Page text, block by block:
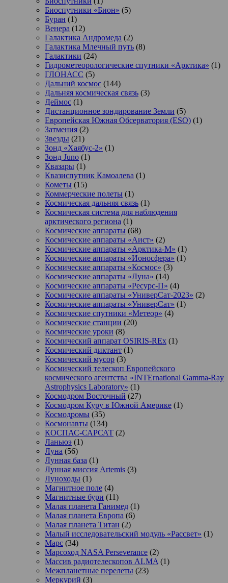
Биоспутники «Бион» (5)
Буран (1)
Венера (12)
Галактика Андромеда (2)
Галактика Млечный путь (8)
Галактики (24)
Гидрометеорологические спутники «Арктика» (1)
ГЛОНАСС (5)
Дальний космос (144)
Дальняя космическая связь (3)
Деймос (1)
Дистанционное зондирование Земли (5)
Европейская Южная Обсерватория (ESO) (1)
Затмения (2)
Звезды (21)
Зонд «Хаябус-2» (1)
Зонд Juno (1)
Квазары (1)
Квазиспутник Камоалева (1)
Кометы (15)
Коммерческие полеты (1)
Космическая дальняя связь (1)
Космическая система для наблюдения
арктического региона (1)
Космические аппараты (68)
Космические аппараты «Аист» (2)
Космические аппараты «Арктика-М» (1)
Космические аппараты «Ионосфера» (1)
Космические аппараты «Космос» (3)
Космические аппараты «Луна» (14)
Космические аппараты «Ресурс-П» (4)
Космические аппараты «УниверСат-2023» (2)
Космические аппараты «УниверСат» (1)
Космические спутники «Метеор» (4)
Космические станции (20)
Космические уроки (8)
Космический аппарат OSIRIS-REx (1)
Космический диктант (1)
Космический мусор (3)
Космический телескоп Европейского
космического агентства «INTErnational Gamma-Ray
Astrophysics Laboratory» (1)
Космодром Восточный (27)
Космодром Куру в Южной Америке (1)
Космодромы (35)
Космонавты (134)
КОСПАС-САРСАТ (2)
Ланьюэ (1)
Луна (56)
Лунная база (1)
Лунная миссия Artemis (3)
Луноходы (1)
Магнитное поле (4)
Магнитные бури (11)
Малая планета Ганимед (1)
Малая планета Европа (6)
Малая планета Титан (2)
Малый исследовательский модуль «Рассвет» (1)
Марс (34)
Марсоход NASA Perseverance (2)
Массив радиотелескопов ALMA (1)
Межпланетные перелеты (23)
Меркурий (3)